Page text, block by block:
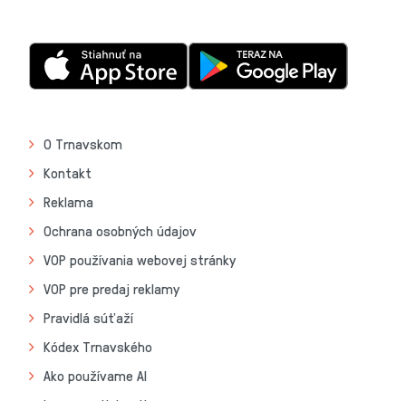
O Trnavskom
Kontakt
Reklama
Ochrana osobných údajov
VOP používania webovej stránky
VOP pre predaj reklamy
Pravidlá súťaží
Kódex Trnavského
Ako používame AI